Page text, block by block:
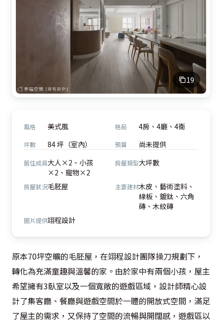
19
風格 美式風 格局 4房、4廳、4衛
坪數 84 坪（室內） 預算 尚未提供
居住成員大人×2、小孩
×2、寵物×2
房屋類型大坪數
房屋狀況毛胚屋 主要建材木皮、藝術塗料、
線板、鍍鈦、六角
磚、木紋磚
圖片提供翊程設計
原本70坪空曠的毛胚屋，在翊程設計團隊操刀規劃下，
轉化為充滿童趣與溫馨的家。由於家中有兩個小孩，屋主
希望擁有3臥室以及一個寬敞的遊戲區域，設計師精心設
計了集客廳、餐廳與遊戲空間於一體的開放式空間，滿足
了屋主的需求，又保持了空間的流暢與開闊感，遊戲區以